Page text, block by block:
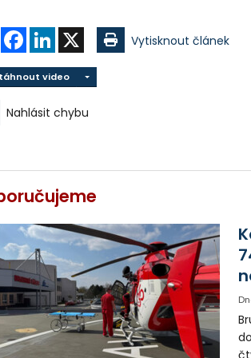
Sdílet FacebookLinkedIn Vytisknout článek
video
Nahlásit chybu